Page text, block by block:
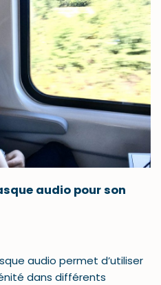
audio pour son
audio permet d’utiliser
dans différents